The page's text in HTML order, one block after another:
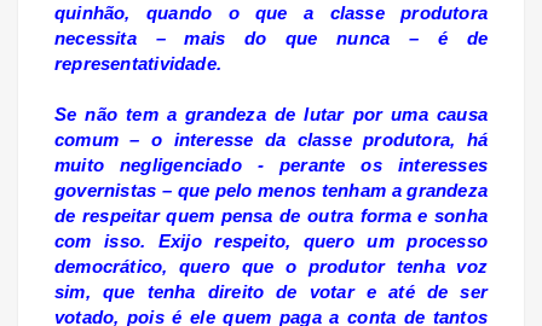
quinhão, quando o que a classe produtora
necessita – mais do que nunca – é de
representatividade.
Se não tem a grandeza de lutar por uma causa
comum – o interesse da classe produtora, há
muito negligenciado - perante os interesses
governistas – que pelo menos tenham a grandeza
de respeitar quem pensa de outra forma e sonha
com isso. Exijo respeito, quero um processo
democrático, quero que o produtor tenha voz
sim, que tenha direito de votar e até de ser
votado, pois é ele quem paga a conta de tantos